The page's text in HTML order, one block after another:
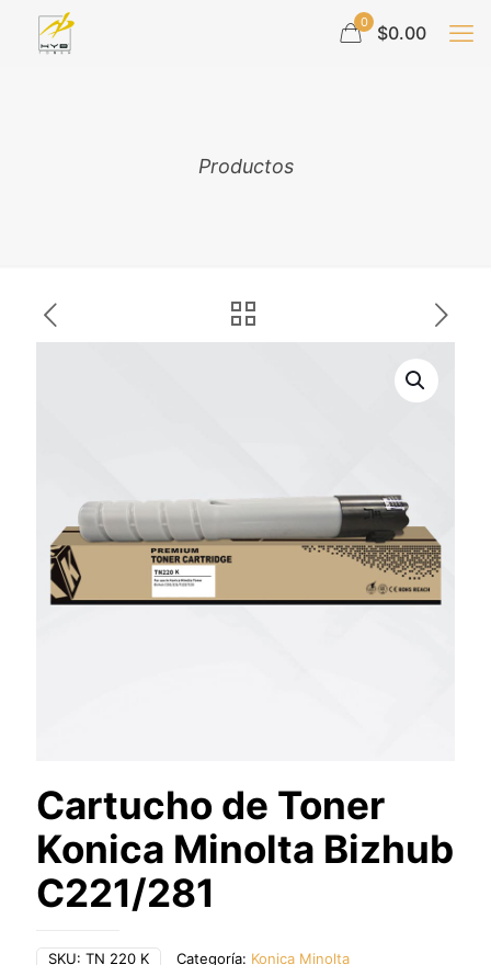
0 $0.00
Productos
Cartucho de Toner
Konica Minolta Bizhub
C221/281
SKU: TN 220 K Categoría: Konica Minolta